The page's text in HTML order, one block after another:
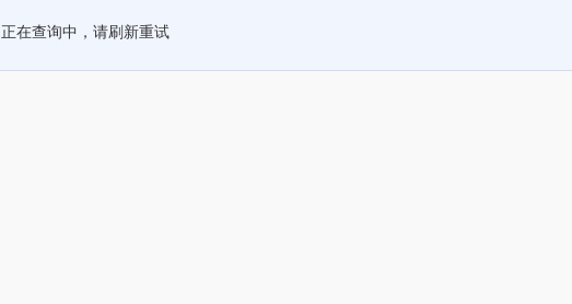
正在查询中，请刷新重试